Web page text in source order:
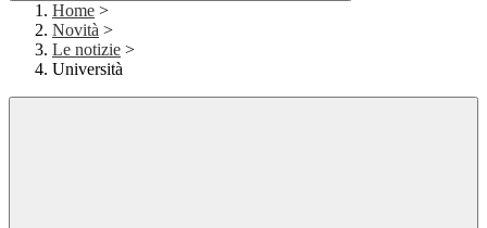
Home >
Novità >
Le notizie >
Università